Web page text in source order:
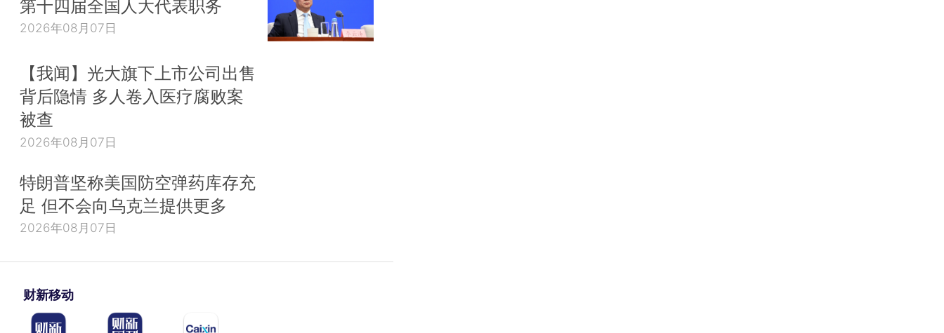
第十四届全国人大代表职务
2026年08月07日
【我闻】光大旗下上市公司出售
背后隐情 多人卷入医疗腐败案
被查
2026年08月07日
特朗普坚称美国防空弹药库存充
足 但不会向乌克兰提供更多
2026年08月07日
财新移动